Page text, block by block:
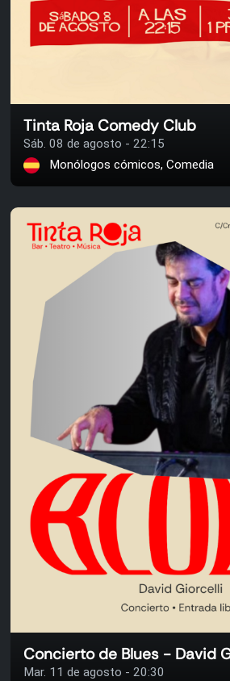
Tinta Roja Comedy Club
Sáb. 08 de agosto - 22:15
Monólogos cómicos, Comedia
Concierto de Blues - David
Mar. 11 de agosto - 20:30